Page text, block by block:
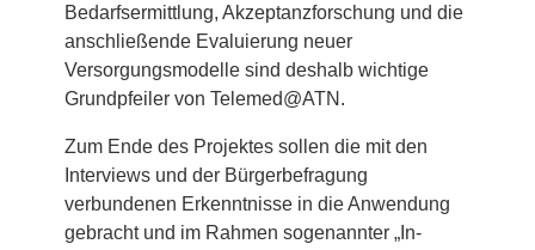
Bedarfsermittlung, Akzeptanzforschung und die
anschließende Evaluierung neuer
Versorgungsmodelle sind deshalb wichtige
Grundpfeiler von Telemed@ATN.
Zum Ende des Projektes sollen die mit den
Interviews und der Bürgerbefragung
verbundenen Erkenntnisse in die Anwendung
gebracht und im Rahmen sogenannter „In-